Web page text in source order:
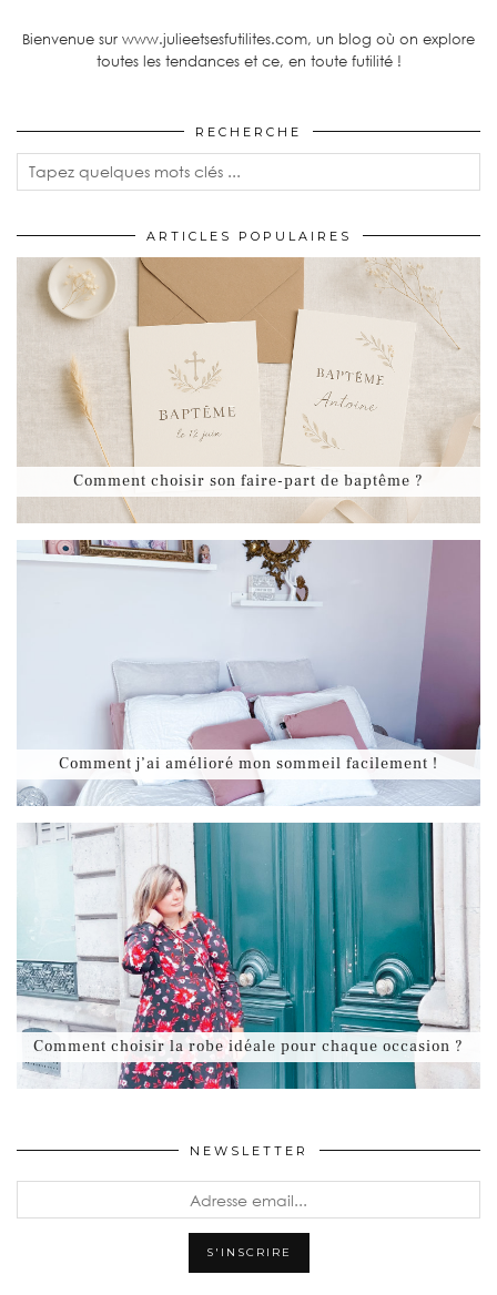
Bienvenue sur www.julieetsesfutilites.com, un blog où on explore
toutes les tendances et ce, en toute futilité !
RECHERCHE
ARTICLES POPULAIRES
Comment choisir son faire-part de baptême ?
Comment j’ai amélioré mon sommeil facilement !
Comment choisir la robe idéale pour chaque occasion ?
NEWSLETTER